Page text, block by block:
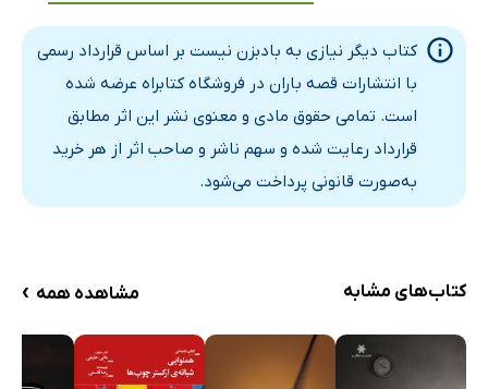
بخش بیستم، گاویال‌ها
کتاب دیگر نیازی به بادبزن نیست بر اساس قرارداد رسمی
با انتشارات قصه باران در فروشگاه کتابراه عرضه شده
است. تمامی حقوق مادی و معنوی نشر این اثر مطابق
قرارداد رعایت شده و سهم ناشر و صاحب اثر از هر خرید
به‌صورت قانونی پرداخت می‌شود.
کتاب‌های مشابه مشاهده همه ›